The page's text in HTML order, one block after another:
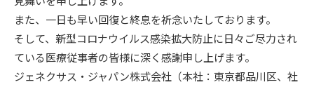
また、一日も早い回復と終息を祈念いたしております。
そして、新型コロナウイルス感染拡大防止に日々ご尽力され
ている医療従事者の皆様に深く感謝申し上げます。
ジェネクサス・ジャパン株式会社（本社：東京都品川区、社